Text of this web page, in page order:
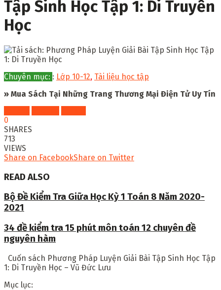
Tập Sinh Học Tập 1: Di Truyền
Học
Chuyên mục: : Lớp 10-12, Tài liệu học tập
» Mua Sách Tại Những Trang Thương Mại Điện Tử Uy Tín
0
SHARES
713
VIEWS
Share on FacebookShare on Twitter
READ ALSO
Bộ Đề Kiểm Tra Giữa Học Kỳ 1 Toán 8 Năm 2020-
2021
34 đề kiểm tra 15 phút môn toán 12 chuyên đề
nguyên hàm
Cuốn sách Phương Pháp Luyện Giải Bài Tập Sinh Học Tập
1: Di Truyền Học – Vũ Đức Lưu
Mục lục: